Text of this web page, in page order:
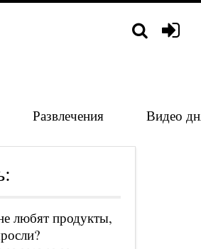
Развлечения Видео
любят продукты,